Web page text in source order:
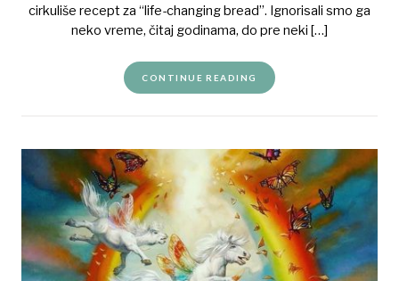
cirkuliše recept za “life-changing bread”. Ignorisali smo ga
neko vreme, čitaj godinama, do pre neki […]
CONTINUE READING